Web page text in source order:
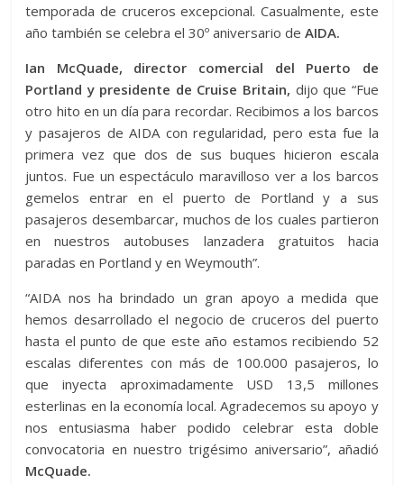
temporada de cruceros excepcional. Casualmente, este
año también se celebra el 30º aniversario deAIDA.
Ian McQuade, director comercial del Puerto de
Portland y presidente de Cruise Britain, dijo que “Fue
otro hito en un día para recordar. Recibimos a los barcos
y pasajeros de AIDA con regularidad, pero esta fue la
primera vez que dos de sus buques hicieron escala
juntos. Fue un espectáculo maravilloso ver a los barcos
gemelos entrar en el puerto de Portland y a sus
pasajeros desembarcar, muchos de los cuales partieron
en nuestros autobuses lanzadera gratuitos hacia
paradas en Portland y en Weymouth”.
“AIDA nos ha brindado un gran apoyo a medida que
hemos desarrollado el negocio de cruceros del puerto
hasta el punto de que este año estamos recibiendo 52
escalas diferentes con más de 100.000 pasajeros, lo
que inyecta aproximadamente USD 13,5 millones
esterlinas en la economía local. Agradecemos su apoyo y
nos entusiasma haber podido celebrar esta doble
convocatoria en nuestro trigésimo aniversario”, añadió
McQuade.